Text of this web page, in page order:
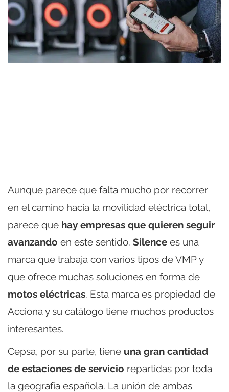
Aunque parece que falta mucho por recorrer
en el camino hacia la movilidad eléctrica total,
parece que hay empresas que quieren seguir
avanzando en este sentido. Silence es una
marca que trabaja con varios tipos de VMP y
que ofrece muchas soluciones en forma de
motos eléctricas. Esta marca es propiedad de
Acciona y su catálogo tiene muchos productos
interesantes.
Cepsa, por su parte, tiene una gran cantidad
de estaciones de servicio repartidas por toda
la geografía española. La unión de ambas